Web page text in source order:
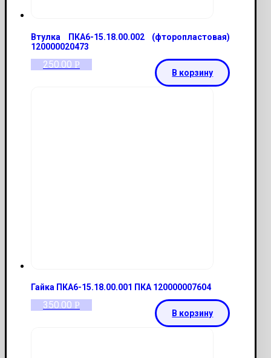
Втулка ПКА6-15.18.00.002 (фторопластовая)
120000020473
250.00 Р
В корзину
Гайка ПКА6-15.18.00.001 ПКА 120000007604
350.00 Р
В корзину